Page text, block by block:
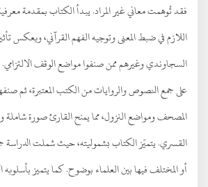
فقد تُوهمت معاني غير المراد. يبدأ الكتاب بمقدمة
اللازم في ضبط المعنى وتوجيه الفهم القرآني، ويعكس
السجاوندي وغيرهم ممن صنفوا مواضع الوقف
على جمع النصوص والروايات من الكتب المعتبرة، ثم
المصحف ومواضع النزول، مما يمنح القارئ صورة شاملة
القسري. يتميّز الكتاب بشموليته، حيث شملت الدراسة
أو المختلف فيها بين العلماء بوضوح. كما يتميز بأسلوبه